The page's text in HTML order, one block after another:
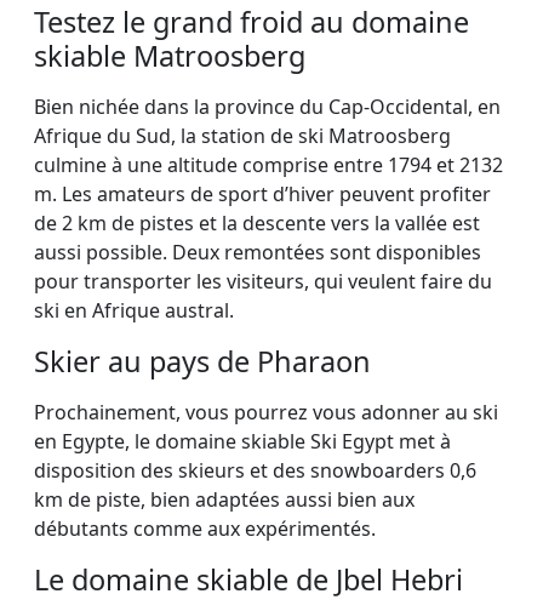
Testez le grand froid au domaine
skiable Matroosberg
Bien nichée dans la province du Cap-Occidental, en
Afrique du Sud, la station de ski Matroosberg
culmine à une altitude comprise entre 1794 et 2132
m. Les amateurs de sport d’hiver peuvent profiter
de 2 km de pistes et la descente vers la vallée est
aussi possible. Deux remontées sont disponibles
pour transporter les visiteurs, qui veulent faire du
ski en Afrique austral.
Skier au pays de Pharaon
Prochainement, vous pourrez vous adonner au ski
en Egypte, le domaine skiable Ski Egypt met à
disposition des skieurs et des snowboarders 0,6
km de piste, bien adaptées aussi bien aux
débutants comme aux expérimentés.
Le domaine skiable de Jbel Hebri